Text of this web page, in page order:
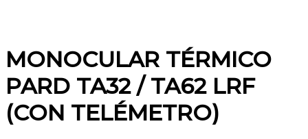
MONOCULAR TÉRMICO
PARD TA32 / TA62 LRF
(CON TELÉMETRO)